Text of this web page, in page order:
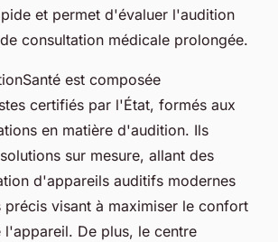
et permet d'évaluer l'audition
consultation médicale prolongée.
est composée
certifiés par l'État, formés aux
en matière d'audition. Ils
sur mesure, allant des
d'appareils auditifs modernes
précis visant à maximiser le confort
De plus, le centre